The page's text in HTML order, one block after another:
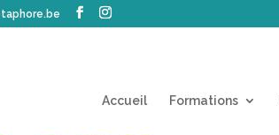
Accueil Formations